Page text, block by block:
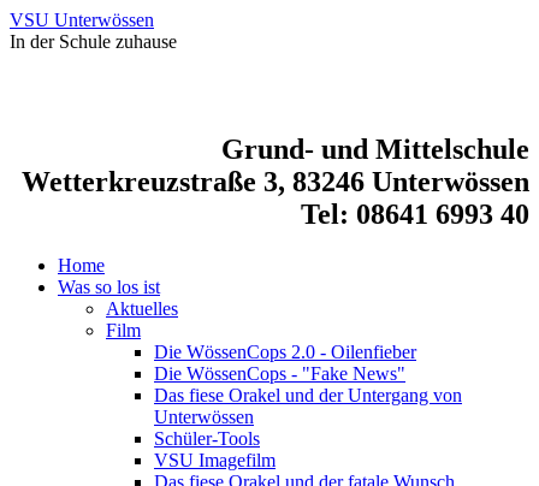
VSU Unterwössen
In der Schule zuhause
Grund- und Mittelschule
Wetterkreuzstraße 3, 83246 Unterwössen
Tel: 08641 6993 40
Home
Was so los ist
Aktuelles
Film
Die WössenCops 2.0 - Oilenfieber
Die WössenCops - "Fake News"
Das fiese Orakel und der Untergang von
Unterwössen
Schüler-Tools
VSU Imagefilm
Das fiese Orakel und der fatale Wunsch